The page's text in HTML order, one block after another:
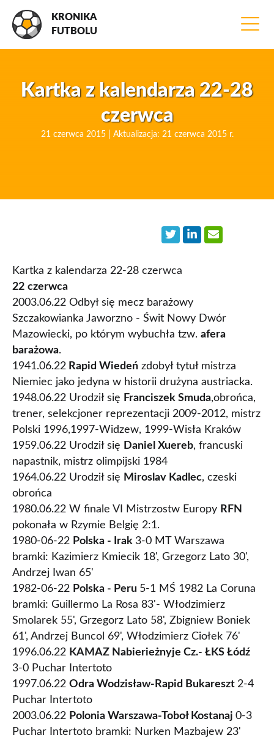
KRONIKA
FUTBOLU
Kartka z kalendarza 22-28
czerwca
21 czerwca 2015 | Aktualizacja: 21 czerwca 2015 r.
Kartka z kalendarza 22-28 czerwca
22 czerwca
2003.06.22 Odbył się mecz barażowy
Szczakowianka Jaworzno - Świt Nowy Dwór
Mazowiecki, po którym wybuchła tzw. afera
barażowa.
1941.06.22 Rapid Wiedeń zdobył tytuł mistrza
Niemiec jako jedyna w historii drużyna austriacka.
1948.06.22 Urodził się Franciszek Smuda,obrońca,
trener, selekcjoner reprezentacji 2009-2012, mistrz
Polski 1996,1997-Widzew, 1999-Wisła Kraków
1959.06.22 Urodził się Daniel Xuereb, francuski
napastnik, mistrz olimpijski 1984
1964.06.22 Urodził się Miroslav Kadlec, czeski
obrońca
1980.06.22 W finale VI Mistrzostw Europy RFN
pokonała w Rzymie Belgię 2:1.
1980-06-22 Polska - Irak 3-0 MT Warszawa
bramki: Kazimierz Kmiecik 18', Grzegorz Lato 30',
Andrzej Iwan 65'
1982-06-22 Polska - Peru 5-1 MŚ 1982 La Coruna
bramki: Guillermo La Rosa 83'- Włodzimierz
Smolarek 55', Grzegorz Lato 58', Zbigniew Boniek
61', Andrzej Buncol 69', Włodzimierz Ciołek 76'
1996.06.22 KAMAZ Nabierieżnyje Cz.- ŁKS Łódź
3-0 Puchar Intertoto
1997.06.22 Odra Wodzisław-Rapid Bukareszt 2-4
Puchar Intertoto
2003.06.22 Polonia Warszawa-Toboł Kostanaj 0-3
Puchar Intertoto bramki: Nurken Mazbajew 23'